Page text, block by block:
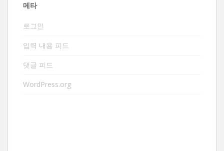
메타
로그인
입력 내용 피드
댓글 피드
WordPress.org